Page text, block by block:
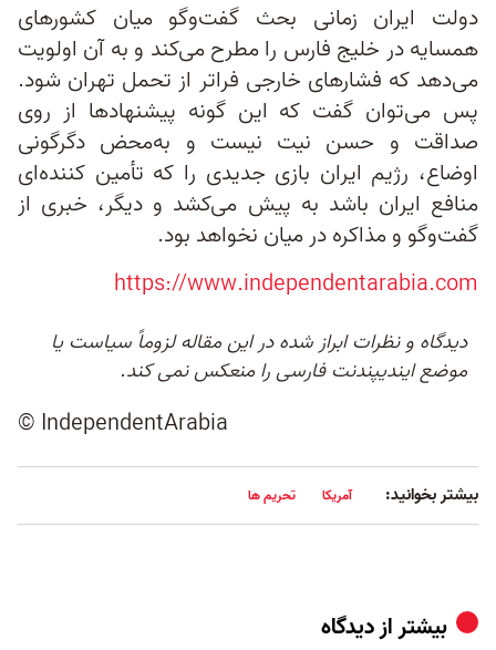
دولت ایران زمانی بحث گفت‌وگو میان کشور‌های
همسایه در خلیج فارس را مطرح می‌کند و به آن اولویت
می‌دهد که فشار‌های خارجی فراتر از تحمل تهران شود.
پس می‌توان گفت که این گونه پیشنهادها از روی
صداقت و حسن نیت نیست و به‌محض دگرگونی
اوضاع، رژیم ایران بازی جدیدی را که تأمین کننده‌ای
منافع ایران باشد به پیش می‌کشد و دیگر، خبری از
گفت‌وگو و مذاکره در میان نخواهد بود.
https://www.independentarabia.com
دیدگاه و نظرات ابراز شده در این مقاله لزوماً سیاست یا
موضع ایندیپندنت فارسی را منعکس نمی کند.
© IndependentArabia
بیشتر بخوانید: آمریکا تحریم ها
بیشتر ازدیدگاه